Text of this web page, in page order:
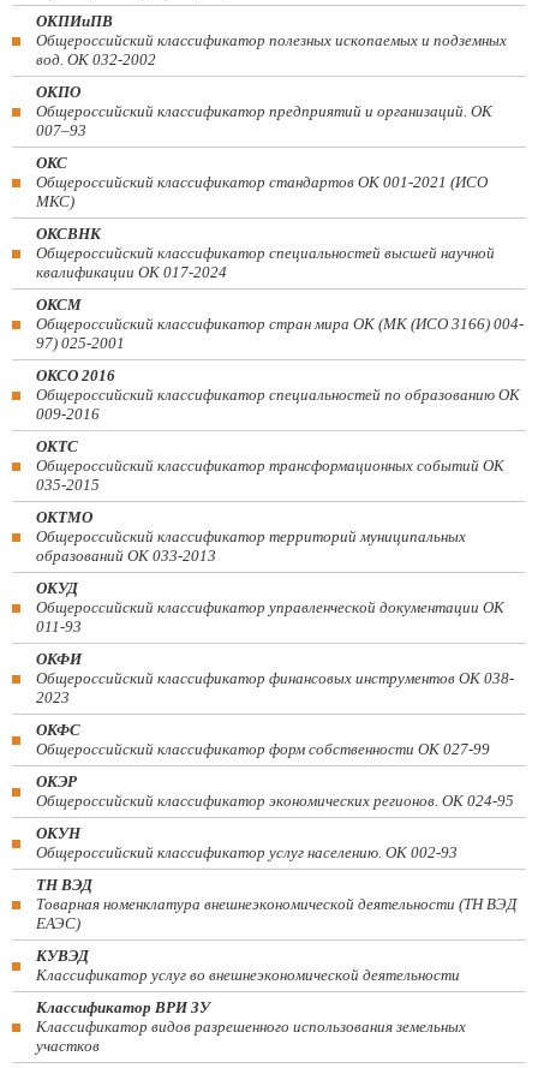
ОКПИиПВ
Общероссийский классификатор полезных ископаемых и подземных
вод. ОК 032-2002
ОКПО
Общероссийский классификатор предприятий и организаций. ОК
007–93
ОКС
Общероссийский классификатор стандартов ОК 001-2021 (ИСО
МКС)
ОКСВНК
Общероссийский классификатор специальностей высшей научной
квалификации ОК 017-2024
ОКСМ
Общероссийский классификатор стран мира ОК (МК (ИСО 3166) 004-
97) 025-2001
ОКСО 2016
Общероссийский классификатор специальностей по образованию ОК
009-2016
ОКТС
Общероссийский классификатор трансформационных событий ОК
035-2015
ОКТМО
Общероссийский классификатор территорий муниципальных
образований ОК 033-2013
ОКУД
Общероссийский классификатор управленческой документации ОК
011-93
ОКФИ
Общероссийский классификатор финансовых инструментов OK 038-
2023
ОКФС
Общероссийский классификатор форм собственности ОК 027-99
ОКЭР
Общероссийский классификатор экономических регионов. ОК 024-95
ОКУН
Общероссийский классификатор услуг населению. ОК 002-93
ТН ВЭД
Товарная номенклатура внешнеэкономической деятельности (ТН ВЭД
ЕАЭС)
КУВЭД
Классификатор услуг во внешнеэкономической деятельности
Классификатор ВРИ ЗУ
Классификатор видов разрешенного использования земельных
участков